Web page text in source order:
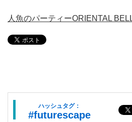
人魚のパーティーORIENTAL
ハッシュタグ：
#futurescape